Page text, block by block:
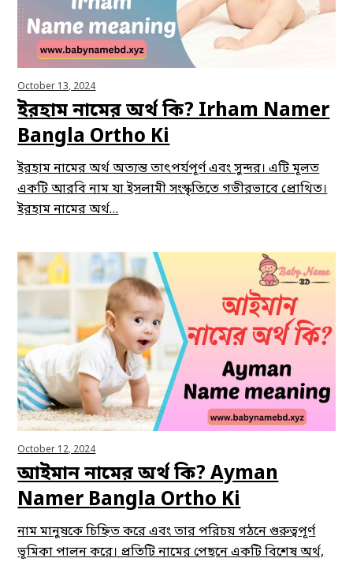
October 13, 2024
ইরহাম নামের অর্থ কি? Irham Namer
Bangla Ortho Ki
ইরহাম নামের অর্থ অত্যন্ত তাৎপর্যপূর্ণ এবং সুন্দর। এটি মূলত
একটি আরবি নাম যা ইসলামী সংস্কৃতিতে গভীরভাবে প্রোথিত।
ইরহাম নামের অর্থ…
October 12, 2024
আইমান নামের অর্থ কি? Ayman
Namer Bangla Ortho Ki
নাম মানুষকে চিহ্নিত করে এবং তার পরিচয় গঠনে গুরুত্বপূর্ণ
ভূমিকা পালন করে। প্রতিটি নামের পেছনে একটি বিশেষ অর্থ,